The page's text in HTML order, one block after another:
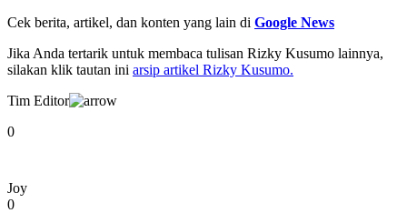
Cek berita, artikel, dan konten yang lain di Google News
Jika Anda tertarik untuk membaca tulisan Rizky Kusumo lainnya,
silakan klik tautan ini arsip artikel Rizky Kusumo.
Tim Editor
0
Joy
0